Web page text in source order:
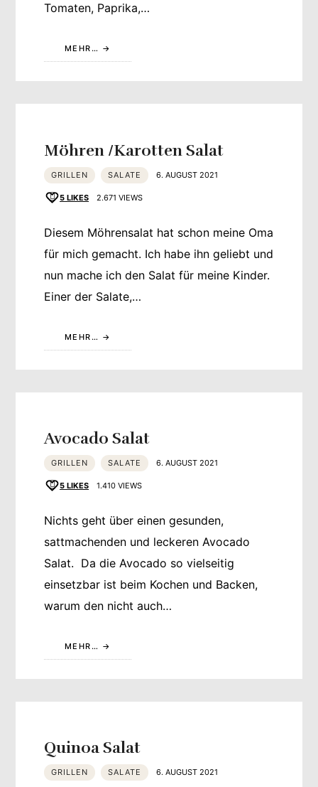
Tomaten, Paprika,…
MEHR…
Möhren /Karotten Salat
GRILLEN SALATE 6. AUGUST 2021
5 LIKES 2.671 VIEWS
Diesem Möhrensalat hat schon meine Oma
für mich gemacht. Ich habe ihn geliebt und
nun mache ich den Salat für meine Kinder.
Einer der Salate,…
MEHR…
Avocado Salat
GRILLEN SALATE 6. AUGUST 2021
5 LIKES 1.410 VIEWS
Nichts geht über einen gesunden,
sattmachenden und leckeren Avocado
Salat. Da die Avocado so vielseitig
einsetzbar ist beim Kochen und Backen,
warum den nicht auch…
MEHR…
Quinoa Salat
GRILLEN SALATE 6. AUGUST 2021